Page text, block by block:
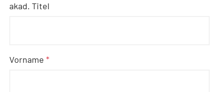
akad. Titel
Vorname*